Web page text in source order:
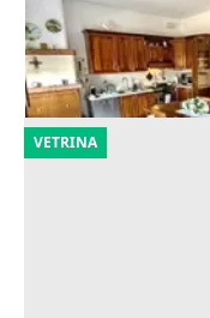
Zevio (Verona)
29/09/2026
VETRINA